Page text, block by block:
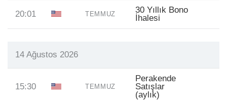
20:01 TEMMUZ
30 Yıllık Bono
İhalesi
14 Ağustos 2026
15:30 TEMMUZ
Perakende
Satışlar
(aylık)